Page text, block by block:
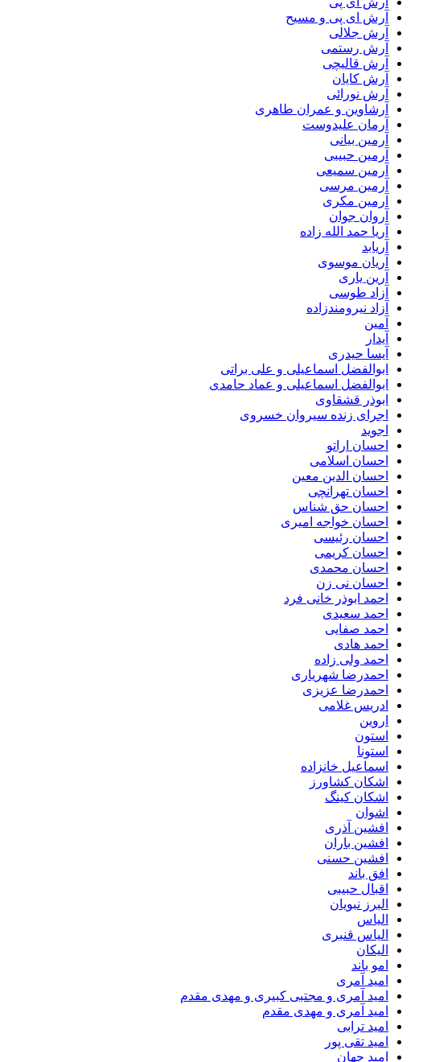
آرش ای پی و مسیح
آرش جلالی
آرش رستمی
آرش قالیچی
آرش کایان
آرش نورائی
آرشاوین و عمران طاهری
آرمان علیدوست
آرمین بیانی
آرمین حبیبی
آرمین سمیعی
آرمین مرسی
آرمین مکری
آروان جوان
آریا حمد الله زاده
آریابد
آریان موسوی
آرین یاری
آزاد طوسی
آزاد نیرومندزاده
آمین
آیدار
آیسا حیدری
ابوالفضل اسماعیلی و علی براتی
ابوالفضل اسماعیلی و عماد حامدی
ابوذر قشقاوی
اجرای زنده سیروان خسروی
اجوید
احسان اراتو
احسان اسلامی
احسان الدین معین
احسان تهرانچی
احسان حق شناس
احسان خواجه امیری
احسان رئیسی
احسان کریمی
احسان محمدی
احسان نی زن
احمد ابوذر خانی فرد
احمد سعیدی
احمد صفایی
احمد هادی
احمد ولی زاده
احمدرضا شهریاری
احمدرضا عزیزی
ادریس غلامی
اروین
استون
استونا
اسماعیل خانزاده
اشکان کشاورز
اشکان کینگ
اشوان
افشین آذری
افشین باران
افشین حسنی
افق باند
اقبال حبیبی
البرز نبویان
الیاس
الیاس قنبرى
الیکان
امو باند
امید آمری
امید آمری و مجتبی کبیری و مهدى مقدم
امید آمری و مهدی مقدم
امید ترابی
امید تقی پور
امید جهان